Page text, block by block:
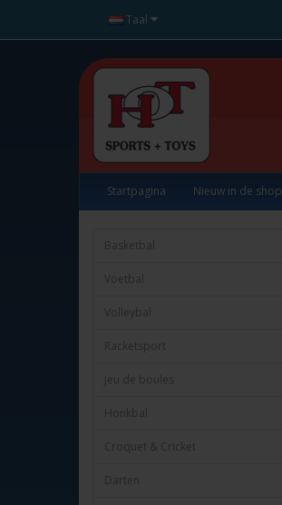
Taal
Startpagina Nieuw in de shop
Basketbal
Voetbal
Volleybal
Racketsport
Jeu de boules
Honkbal
Croquet & Cricket
Darten